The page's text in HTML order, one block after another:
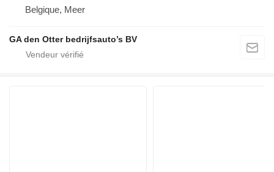
Belgique, Meer
GA den Otter bedrijfsauto’s BV